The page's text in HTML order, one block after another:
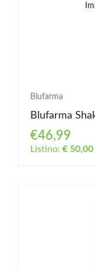
Blufarma
Blufarma
€46,99
Listino: € 50,00